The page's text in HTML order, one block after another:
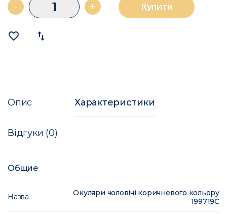
- + Купити
favorite_border import_export
Опис Характеристики
Відгуки (0)
Общие
Назва
Окуляри чоловічі коричневого кольору
199719C